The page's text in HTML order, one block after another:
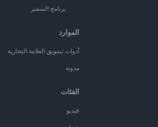
برنامج السفير
الموارد
أدوات تسويق العلامة التجارية
مدونة
الفئات
فيديو